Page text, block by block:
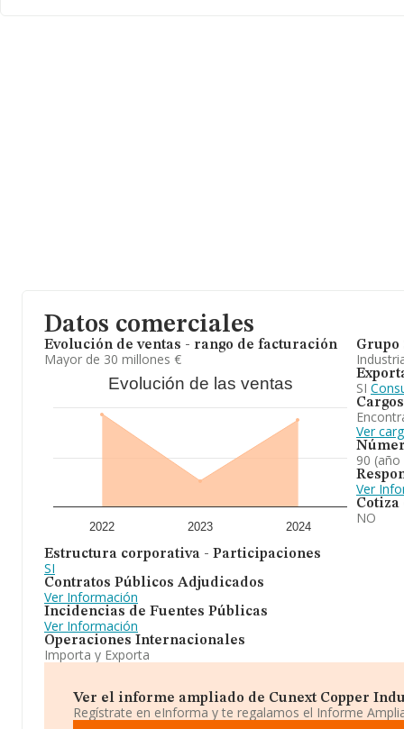
Datos comerciales
Evolución de ventas - rango de facturación
Mayor de 30 millones €
Evolución de las ventas
2022 2023 2024
Estructura corporativa - Participaciones
SI
Contratos Públicos Adjudicados
Ver Información
Incidencias de Fuentes Públicas
Ver Información
Operaciones Internacionales
Importa y Exporta
Grupo
SI
Cargos
Ver
90 (año
Ver
Cotiza
NO
Ver el informe ampliado de Cunext Copper
Regístrate en eInforma y te regalamos el Informe